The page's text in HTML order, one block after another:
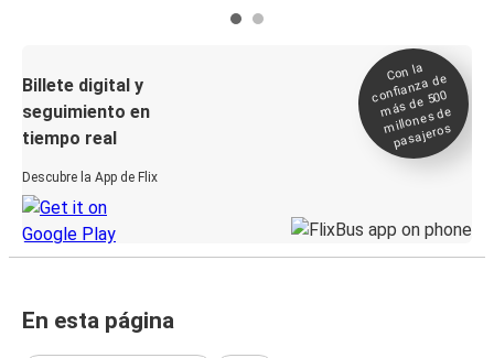
Billete digital y
seguimiento en
tiempo real
Descubre la App de Flix
Con la
confianza de
más de 500
millones de
pasajeros
En esta página